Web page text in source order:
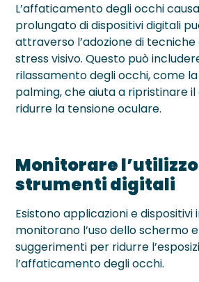
L’affaticamento degli occhi
prolungato di dispositivi digitali
attraverso l’adozione di
stress visivo. Questo può
rilassamento degli occhi, come
palming, che aiuta a ripristinare
ridurre la tensione oculare.
Monitorare
strumenti digitali
Esistono applicazioni e dispositivi
monitorano l’uso dello schermo
suggerimenti per ridurre
l’affaticamento degli occhi.